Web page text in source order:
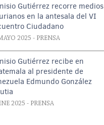
Gutiérrez recorre medios
en la antesala del VI
Ciudadano
2025 - PRENSA
Gutiérrez recibe en
al presidente de
Edmundo González
2025 - PRENSA